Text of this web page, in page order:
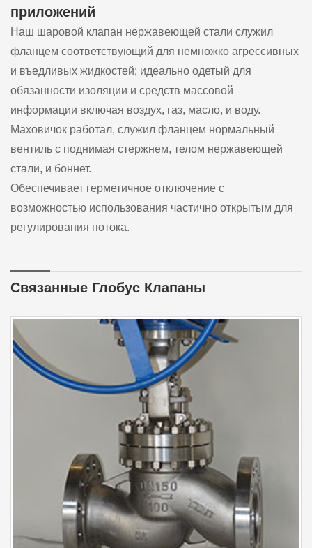
приложений
Наш шаровой клапан нержавеющей стали служил
фланцем соответствующий для немножко агрессивных
и въедливых жидкостей; идеально одетый для
обязанности изоляции и средств массовой
информации включая воздух, газ, масло, и воду.
Маховичок работал, служил фланцем нормальный
вентиль с поднимая стержнем, телом нержавеющей
стали, и боннет.
Обеспечивает герметичное отключение с
возможностью использования частично открытым для
регулирования потока.
Связанные Глобус Клапаны